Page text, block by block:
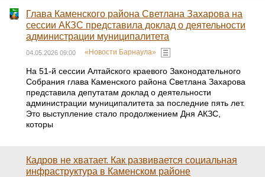
Глава Каменского района Светлана Захарова на
сессии АКЗС представила доклад о деятельности
администрации муниципалитета
04.05.2026 09:00 «Новости Барнаула»
На 51-й сессии Алтайского краевого Законодательного
Собрания глава Каменского района Светлана Захарова
представила депутатам доклад о деятельности
администрации муниципалитета за последние пять лет.
Это выступление стало продолжением Дня АКЗС,
которы
Кадров не хватает. Как развивается социальная
инфраструктура в Каменском районе